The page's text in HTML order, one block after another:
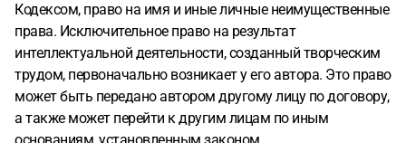
Кодексом, право на имя и иные личные неимущественные
права. Исключительное право на результат
интеллектуальной деятельности, созданный творческим
трудом, первоначально возникает у его автора. Это право
может быть передано автором другому лицу по договору,
а также может перейти к другим лицам по иным